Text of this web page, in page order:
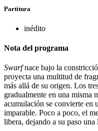
Partitura
inédito
Nota del programa
Swarfnace bajo la
proyecta una multitud de
más allá de su origen. Los
gradualmente en una misma
acumulación se convierte en
imparable. Poco a poco, el
libera, dejando a su paso